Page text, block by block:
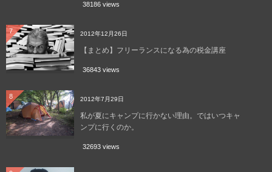
38186 views
7 2012年12月26日
【まとめ】フリーランスになる為の税金講座
36843 views
8 2012年7月29日
私が夏にキャンプに行かない理由。ではいつキャ
ンプに行くのか。
32693 views